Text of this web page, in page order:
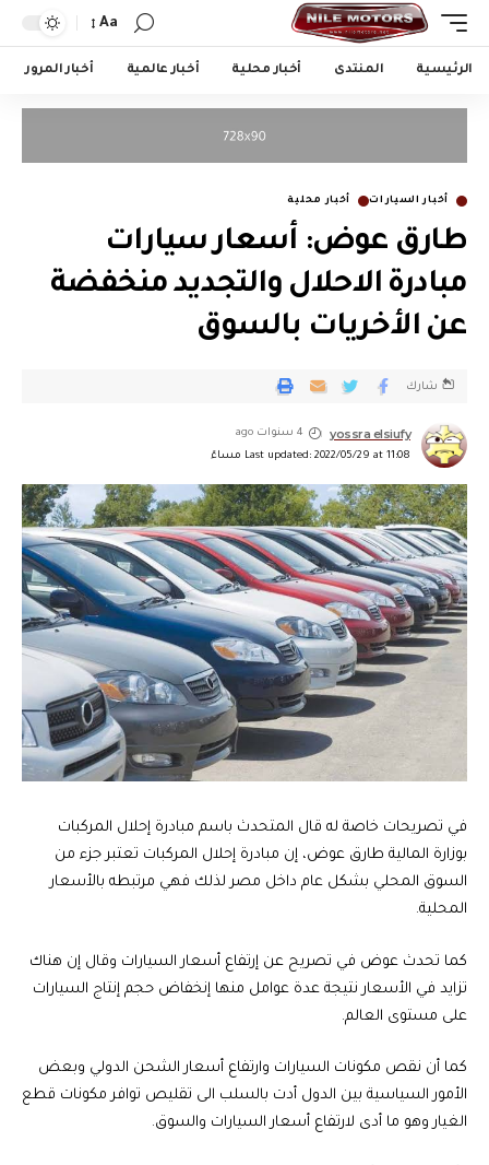
Aa
الرئيسية المنتدى أخبار محلية أخبار عالمية أخبار المرور
أخبار السيارات أخبار محلية
طارق عوض: أسعار سيارات
مبادرة الاحلال والتجديد منخفضة
عن الأخريات بالسوق
Last updated: 2022/05/29 at 11:08 مساءً
yossra elsiufy 4 سنوات ago
شارك
في تصريحات خاصة له قال المتحدث باسم مبادرة إحلال المركبات
بوزارة المالية طارق عوض، إن مبادرة إحلال المركبات تعتبر جزء من
السوق المحلي بشكل عام داخل مصر لذلك فهي مرتبطه بالأسعار
المحلية.
كما تحدث عوض في تصريح عن إرتفاع أسعار السيارات وقال إن هناك
تزايد في الأسعار نتيجة عدة عوامل منها إنخفاض حجم إنتاج السيارات
على مستوى العالم.
كما أن نقص مكونات السيارات وارتفاع أسعار الشحن الدولي وبعض
الأمور السياسية بين الدول أدت بالسلب الى تقليص توافر مكونات قطع
الغيار وهو ما أدى لارتفاع أسعار السيارات والسوق.